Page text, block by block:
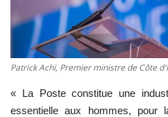
Sublimes cerveaux
Sport
Autr'Actu
Patrick Achi, Premier ministre de Côte
« La Poste constitue une
essentielle aux hommes, pour